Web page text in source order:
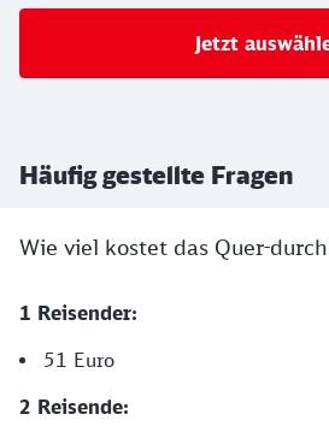
Jetzt
Häufig gestellte Fragen
Wie viel kostet das Quer-
1 Reisender:
51 Euro
2 Reisende: